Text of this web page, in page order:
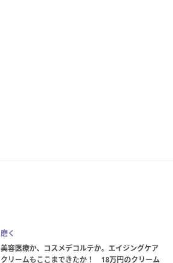
磨く
美容医療か、コスメデコルテか。エイジングケア
クリームもここまできたか！ 18万円のクリーム